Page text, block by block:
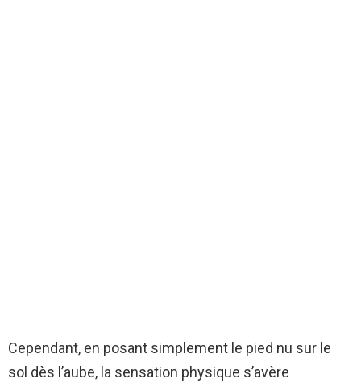
Cependant, en posant simplement le pied nu sur le
sol dès l’aube, la sensation physique s’avère